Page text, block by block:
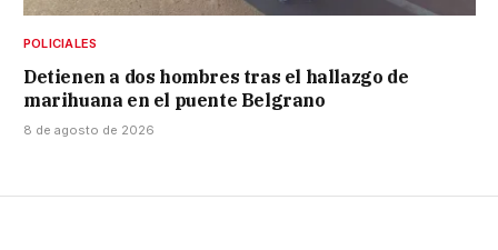
POLICIALES
Detienen a dos hombres tras el hallazgo de
marihuana en el puente Belgrano
8 de agosto de 2026